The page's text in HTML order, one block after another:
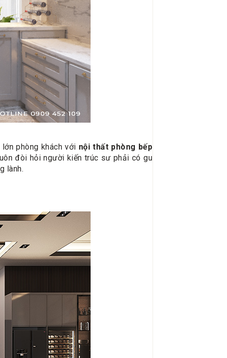
phòng khách với nội thất phòng bếp
đòi hỏi người kiến trúc sư phải có gu
lành.